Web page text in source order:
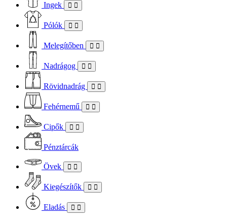
Ingek
Pólók
Melegítőben
Nadrágog
Rövidnadrág
Fehérnemű
Cipők
Pénztárcák
Övek
Kiegészítők
Eladás